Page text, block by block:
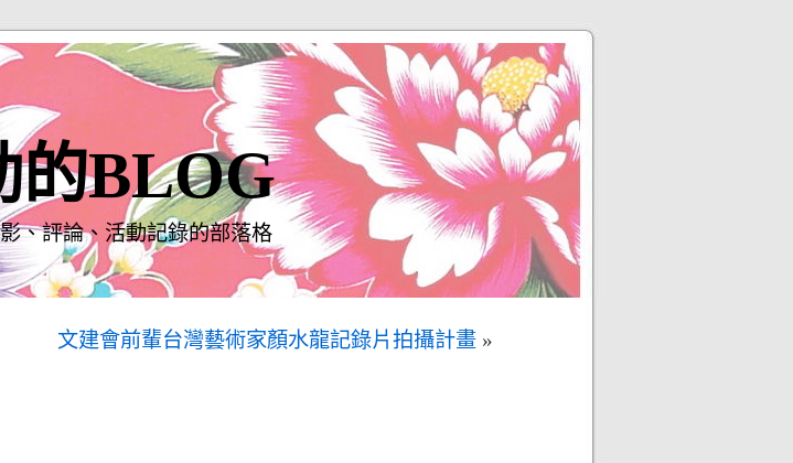
的BLOG
、評論、活動記錄的部落格
文建會前輩台灣藝術家顏水龍記錄片拍攝計畫 »